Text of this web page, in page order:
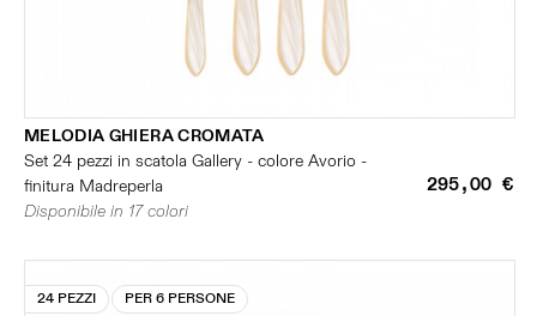
MELODIA GHIERA CROMATA
Set 24 pezzi in scatola Gallery - colore Avorio -
finitura Madreperla
295,00 €
Disponibile in 17 colori
24 PEZZI PER 6 PERSONE